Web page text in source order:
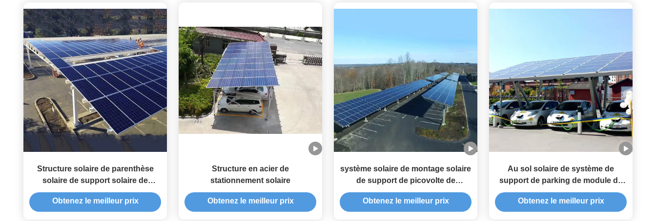
Structure solaire de parenthèse
solaire de support solaire de
système de support de carport à la
maison imperméable
Obtenez le meilleur prix
Structure en acier de
stationnement solaire
Obtenez le meilleur prix
système solaire de montage solaire
de support de picovolte de
structure de parenthèse solaire de
système de parking moulu
Obtenez le meilleur prix
Au sol solaire de système de
support de parking de module de
picovolte monté pour la structure
solaire de stationnement de voiture
Obtenez le meilleur prix